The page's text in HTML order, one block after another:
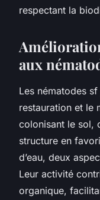
respectant la
aux
Les nématodes
restauration et le
colonisant le sol,
structure en
d’eau, deux
Leur activité
organique,